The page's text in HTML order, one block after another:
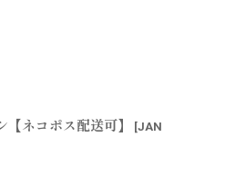
ネコポス配送可】 [JAN